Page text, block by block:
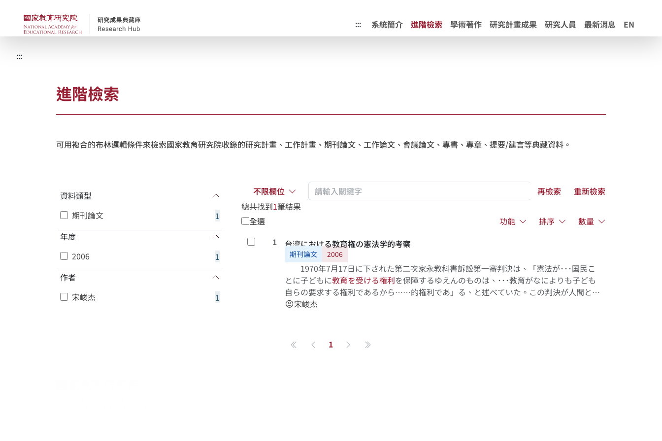
跳到主要內容國家教育研究院-研究成果典藏庫 ::: 系統簡介 進階檢索 學術著作 研究計畫成果 研究人員 最新消息 EN
:::
進階檢索
可用複合的布林邏輯條件來檢索國家教育研究院收錄的研究計畫、工作計畫、期刊論文、工作論文、會議論文、專書、專章、提要/建言等典藏資料。
資料類型
期刊論文
1
年度
2006
1
作者
宋峻杰
1
不限欄位 再檢索
重新檢索
總共找到1筆結果
全選
功能 排序
數量
勾選
1 台湾における教育権の憲法学的考察
期刊論文 2006
1970年7月17日に下された第二次家永教科書訴訟第一審判決は、「憲法が･･･国民こ
とに子どもに教育を受ける権利を保障するゆえんのものは、･･･教育がなによりも子ども
自らの要求する権利であるから……的権利であ」る、と述べていた。この判決が人間と教
育の関係を近代法学的な言葉で表現されながら、人間の発達にはまず
account_circle宋峻杰
第一頁上一頁
1 下一頁最後一頁